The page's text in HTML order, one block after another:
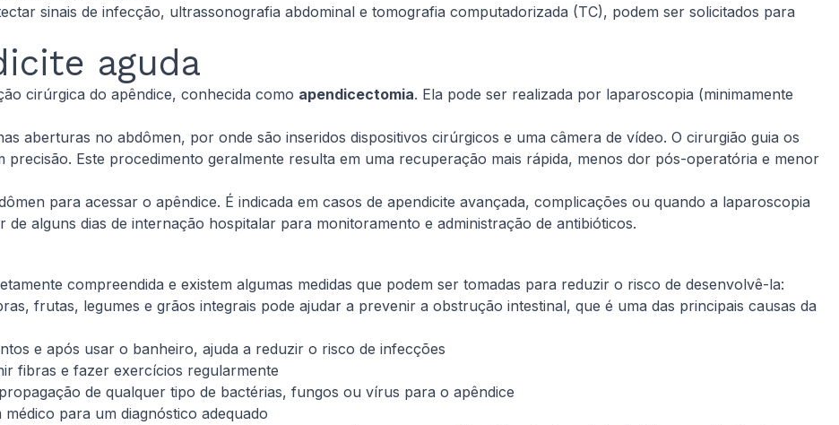
sinais de infecção, ultrassonografia abdominal e tomografia computadorizada (TC), podem ser solicitados para
aguda
cirúrgica do apêndice, conhecida como apendicectomia. Ela pode ser realizada por laparoscopia (minimamente
aberturas no abdômen, por onde são inseridos dispositivos cirúrgicos e uma câmera de vídeo. O cirurgião guia os
Este procedimento geralmente resulta em uma recuperação mais rápida, menos dor pós-operatória e menor
para acessar o apêndice. É indicada em casos de apendicite avançada, complicações ou quando a laparoscopia
alguns dias de internação hospitalar para monitoramento e administração de antibióticos.
compreendida e existem algumas medidas que podem ser tomadas para reduzir o risco de desenvolvê-la:
frutas, legumes e grãos integrais pode ajudar a prevenir a obstrução intestinal, que é uma das principais causas da
e após usar o banheiro, ajuda a reduzir o risco de infecções
fibras e fazer exercícios regularmente
de qualquer tipo de bactérias, fungos ou vírus para o apêndice
para um diagnóstico adequado